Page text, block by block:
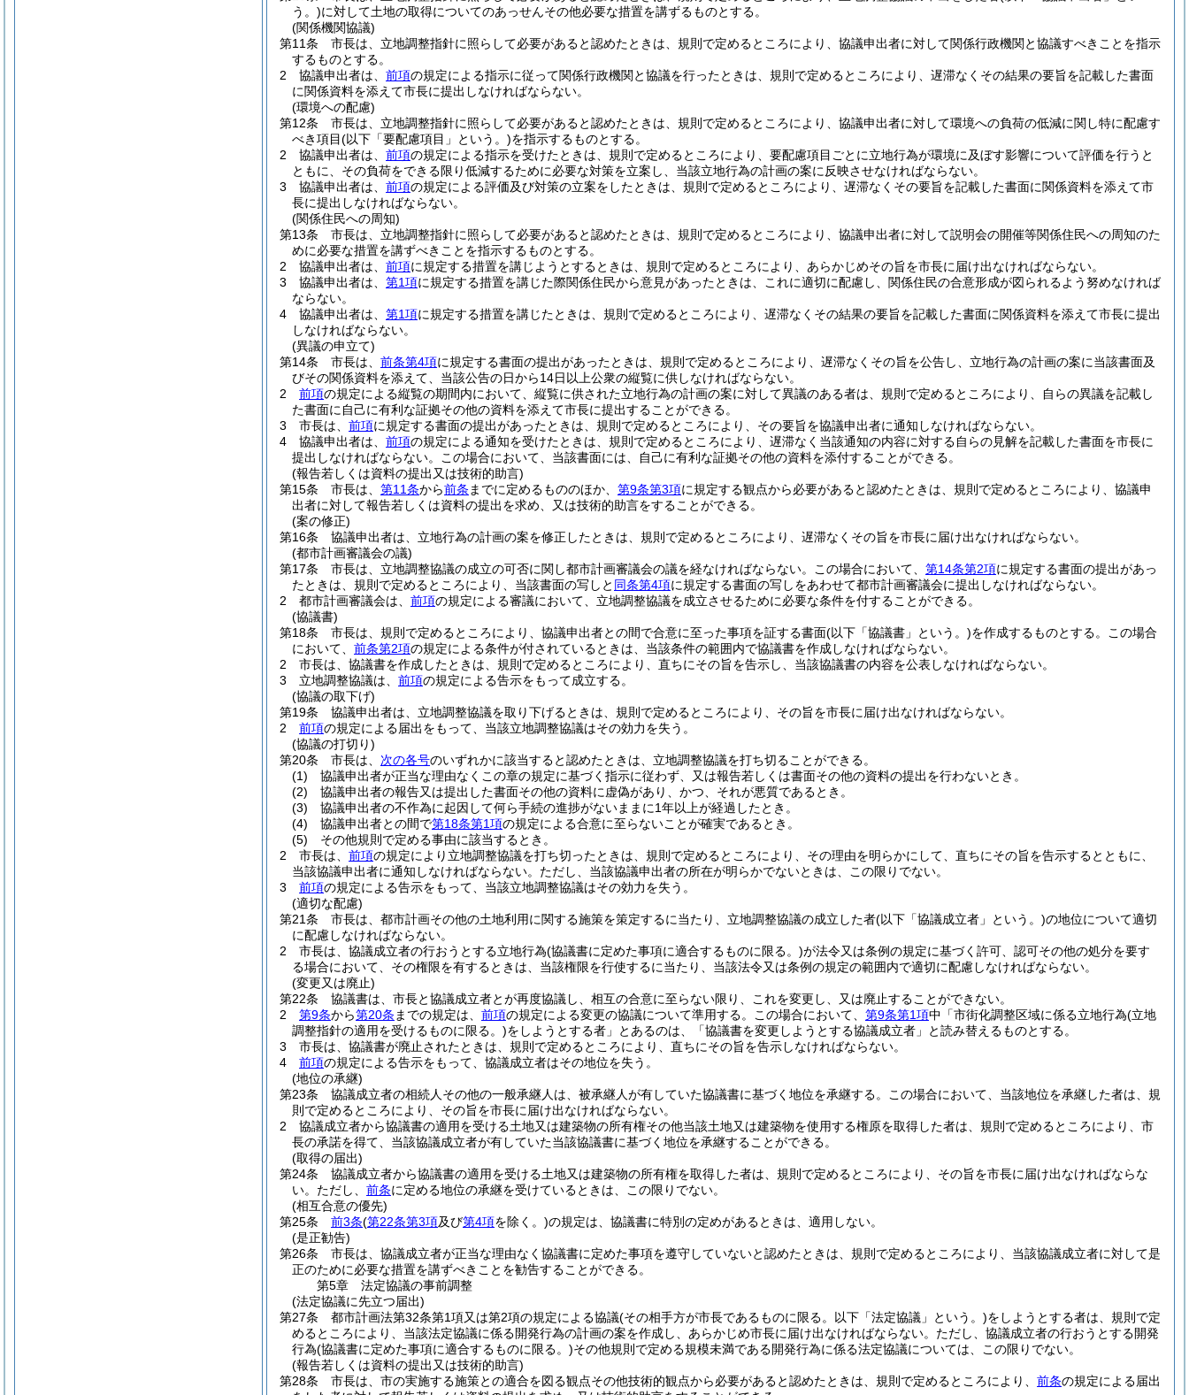
う。)に対して土地の取得についてのあっせんその他必要な措置を講ずるものとする。
(関係機関協議)
第11条
市長は、立地調整指針に照らして必要があると認めたときは、規則で定めるところにより、協議申出者に対して関係行政機関と協議すべきことを指示
するものとする。
2
協議申出者は、 前項の規定による指示に従って関係行政機関と協議を行ったときは、規則で定めるところにより、遅滞なくその結果の要旨を記載した書面
に関係資料を添えて市長に提出しなければならない。
(環境への配慮)
第12条
市長は、立地調整指針に照らして必要があると認めたときは、規則で定めるところにより、協議申出者に対して環境への負荷の低減に関し特に配慮す
べき項目(以下「要配慮項目」という。)を指示するものとする。
2
協議申出者は、 前項の規定による指示を受けたときは、規則で定めるところにより、要配慮項目ごとに立地行為が環境に及ぼす影響について評価を行うと
ともに、その負荷をできる限り低減するために必要な対策を立案し、当該立地行為の計画の案に反映させなければならない。
3
協議申出者は、 前項の規定による評価及び対策の立案をしたときは、規則で定めるところにより、遅滞なくその要旨を記載した書面に関係資料を添えて市
長に提出しなければならない。
(関係住民への周知)
第13条
市長は、立地調整指針に照らして必要があると認めたときは、規則で定めるところにより、協議申出者に対して説明会の開催等関係住民への周知のた
めに必要な措置を講ずべきことを指示するものとする。
2
協議申出者は、 前項に規定する措置を講じようとするときは、規則で定めるところにより、あらかじめその旨を市長に届け出なければならない。
3
協議申出者は、 第1項に規定する措置を講じた際関係住民から意見があったときは、これに適切に配慮し、関係住民の合意形成が図られるよう努めなければ
ならない。
4
協議申出者は、 第1項に規定する措置を講じたときは、規則で定めるところにより、遅滞なくその結果の要旨を記載した書面に関係資料を添えて市長に提出
しなければならない。
(異議の申立て)
第14条
市長は、 前条第4項に規定する書面の提出があったときは、規則で定めるところにより、遅滞なくその旨を公告し、立地行為の計画の案に当該書面及
びその関係資料を添えて、当該公告の日から14日以上公衆の縦覧に供しなければならない。
2
前項の規定による縦覧の期間内において、縦覧に供された立地行為の計画の案に対して異議のある者は、規則で定めるところにより、自らの異議を記載し
た書面に自己に有利な証拠その他の資料を添えて市長に提出することができる。
3
市長は、 前項に規定する書面の提出があったときは、規則で定めるところにより、その要旨を協議申出者に通知しなければならない。
4
協議申出者は、 前項の規定による通知を受けたときは、規則で定めるところにより、遅滞なく当該通知の内容に対する自らの見解を記載した書面を市長に
提出しなければならない。
この場合において、当該書面には、自己に有利な証拠その他の資料を添付することができる。
(報告若しくは資料の提出又は技術的助言)
第15条
市長は、 第11条から前条 までに定めるもののほか、 第9条第3項に規定する観点から必要があると認めたときは、規則で定めるところにより、協議申
出者に対して報告若しくは資料の提出を求め、又は技術的助言をすることができる。
(案の修正)
第16条
協議申出者は、立地行為の計画の案を修正したときは、規則で定めるところにより、遅滞なくその旨を市長に届け出なければならない。
(都市計画審議会の議)
第17条
市長は、立地調整協議の成立の可否に関し都市計画審議会の議を経なければならない。 この場合において、 第14条第2項に規定する書面の提出があっ
たときは、規則で定めるところにより、当該書面の写しと 同条第4項に規定する書面の写しをあわせて都市計画審議会に提出しなければならない。
2
都市計画審議会は、 前項の規定による審議において、立地調整協議を成立させるために必要な条件を付することができる。
(協議書)
第18条
市長は、規則で定めるところにより、協議申出者との間で合意に至った事項を証する書面(以下「協議書」という。)を作成するものとする。
この場合
において、 前条第2項の規定による条件が付されているときは、当該条件の範囲内で協議書を作成しなければならない。
2
市長は、協議書を作成したときは、規則で定めるところにより、直ちにその旨を告示し、当該協議書の内容を公表しなければならない。
3
立地調整協議は、 前項の規定による告示をもって成立する。
(協議の取下げ)
第19条
協議申出者は、立地調整協議を取り下げるときは、規則で定めるところにより、その旨を市長に届け出なければならない。
2
前項の規定による届出をもって、当該立地調整協議はその効力を失う。
(協議の打切り)
第20条
市長は、 次の各号のいずれかに該当すると認めたときは、立地調整協議を打ち切ることができる。
(1)
協議申出者が正当な理由なくこの章の規定に基づく指示に従わず、又は報告若しくは書面その他の資料の提出を行わないとき。
(2)
協議申出者の報告又は提出した書面その他の資料に虚偽があり、かつ、それが悪質であるとき。
(3)
協議申出者の不作為に起因して何ら手続の進捗がないままに1年以上が経過したとき。
(4)
協議申出者との間で第18条第1項の規定による合意に至らないことが確実であるとき。
(5)
その他規則で定める事由に該当するとき。
2
市長は、 前項の規定により立地調整協議を打ち切ったときは、規則で定めるところにより、その理由を明らかにして、直ちにその旨を告示するとともに、
当該協議申出者に通知しなければならない。 ただし、当該協議申出者の所在が明らかでないときは、この限りでない。
3
前項の規定による告示をもって、当該立地調整協議はその効力を失う。
(適切な配慮)
第21条
市長は、都市計画その他の土地利用に関する施策を策定するに当たり、立地調整協議の成立した者(以下「協議成立者」という。)の地位について適切
に配慮しなければならない。
2
市長は、協議成立者の行おうとする立地行為(協議書に定めた事項に適合するものに限る。)が法令又は条例の規定に基づく許可、認可その他の処分を要す
る場合において、その権限を有するときは、当該権限を行使するに当たり、当該法令又は条例の規定の範囲内で適切に配慮しなければならない。
(変更又は廃止)
第22条
協議書は、市長と協議成立者とが再度協議し、相互の合意に至らない限り、これを変更し、又は廃止することができない。
2
第9条から第20条 までの規定は、 前項の規定による変更の協議について準用する。 この場合において、 第9条第1項中「市街化調整区域に係る立地行為(立地
調整指針の適用を受けるものに限る。)をしようとする者」とあるのは、「協議書を変更しようとする協議成立者」と読み替えるものとする。
3
市長は、協議書が廃止されたときは、規則で定めるところにより、直ちにその旨を告示しなければならない。
4
前項の規定による告示をもって、協議成立者はその地位を失う。
(地位の承継)
第23条
協議成立者の相続人その他の一般承継人は、被承継人が有していた協議書に基づく地位を承継する。
この場合において、当該地位を承継した者は、規
則で定めるところにより、その旨を市長に届け出なければならない。
2
協議成立者から協議書の適用を受ける土地又は建築物の所有権その他当該土地又は建築物を使用する権原を取得した者は、規則で定めるところにより、市
長の承諾を得て、当該協議成立者が有していた当該協議書に基づく地位を承継することができる。
(取得の届出)
第24条
協議成立者から協議書の適用を受ける土地又は建築物の所有権を取得した者は、規則で定めるところにより、その旨を市長に届け出なければならな
い。 ただし、 前条に定める地位の承継を受けているときは、この限りでない。
(相互合意の優先)
第25条
前3条(第22条第3項及び第4項を除く。)の規定は、協議書に特別の定めがあるときは、適用しない。
(是正勧告)
第26条
市長は、協議成立者が正当な理由なく協議書に定めた事項を遵守していないと認めたときは、規則で定めるところにより、当該協議成立者に対して是
正のために必要な措置を講ずべきことを勧告することができる。
第5章
法定協議の事前調整
(法定協議に先立つ届出)
第27条
都市計画法第32条第1項又は第2項の規定による協議(その相手方が市長であるものに限る。以下「法定協議」という。)をしようとする者は、規則で定
めるところにより、当該法定協議に係る開発行為の計画の案を作成し、あらかじめ市長に届け出なければならない。 ただし、協議成立者の行おうとする開発
行為(協議書に定めた事項に適合するものに限る。)その他規則で定める規模未満である開発行為に係る法定協議については、この限りでない。
(報告若しくは資料の提出又は技術的助言)
第28条
市長は、市の実施する施策との適合を図る観点その他技術的観点から必要があると認めたときは、規則で定めるところにより、 前条の規定による届出